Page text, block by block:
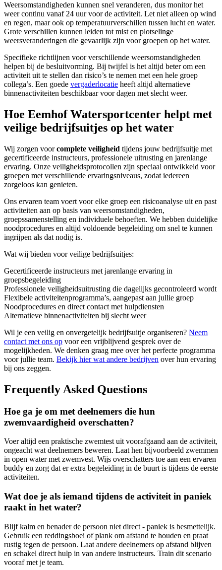
Weersomstandigheden kunnen snel veranderen, dus monitor het
weer continu vanaf 24 uur voor de activiteit. Let niet alleen op wind
en regen, maar ook op temperatuurverschillen tussen lucht en water.
Grote verschillen kunnen leiden tot mist en plotselinge
weersveranderingen die gevaarlijk zijn voor groepen op het water.
Specifieke richtlijnen voor verschillende weersomstandigheden
helpen bij de besluitvorming. Bij twijfel is het altijd beter om een
activiteit uit te stellen dan risico’s te nemen met een hele groep
collega’s. Een goede vergaderlocatie heeft altijd alternatieve
binnenactiviteiten beschikbaar voor dagen met slecht weer.
Hoe Eemhof Watersportcenter helpt met
veilige bedrijfsuitjes op het water
Wij zorgen voorcomplete veiligheid tijdens jouw bedrijfsuitje met
gecertificeerde instructeurs, professionele uitrusting en jarenlange
ervaring. Onze veiligheidsprotocollen zijn speciaal ontwikkeld voor
groepen met verschillende ervaringsniveaus, zodat iedereen
zorgeloos kan genieten.
Ons ervaren team voert voor elke groep een risicoanalyse uit en past
activiteiten aan op basis van weersomstandigheden,
groepssamenstelling en individuele behoeften. We hebben duidelijke
noodprocedures en altijd voldoende begeleiding om snel te kunnen
ingrijpen als dat nodig is.
Wat wij bieden voor veilige bedrijfsuitjes:
Gecertificeerde instructeurs met jarenlange ervaring in
groepsbegeleiding
Professionele veiligheidsuitrusting die dagelijks gecontroleerd wordt
Flexibele activiteitenprogramma’s, aangepast aan jullie groep
Noodprocedures en direct contact met hulpdiensten
Alternatieve binnenactiviteiten bij slecht weer
Wil je een veilig en onvergetelijk bedrijfsuitje organiseren? Neem
contact met ons op voor een vrijblijvend gesprek over de
mogelijkheden. We denken graag mee over het perfecte programma
voor jullie team. Bekijk hier wat andere bedrijven over hun ervaring
bij ons zeggen.
Frequently Asked Questions
Hoe ga je om met deelnemers die hun
zwemvaardigheid overschatten?
Voer altijd een praktische zwemtest uit voorafgaand aan de activiteit,
ongeacht wat deelnemers beweren. Laat hen bijvoorbeeld zwemmen
in open water met zwemvest. Wijs overschatters toe aan een ervaren
buddy en zorg dat er extra begeleiding in de buurt is tijdens de eerste
activiteiten.
Wat doe je als iemand tijdens de activiteit in paniek
raakt in het water?
Blijf kalm en benader de persoon niet direct - paniek is besmettelijk.
Gebruik een reddingsboei of plank om afstand te houden en praat
rustig tegen de persoon. Laat andere deelnemers op afstand blijven
en schakel direct hulp in van andere instructeurs. Train dit scenario
vooraf met je team.